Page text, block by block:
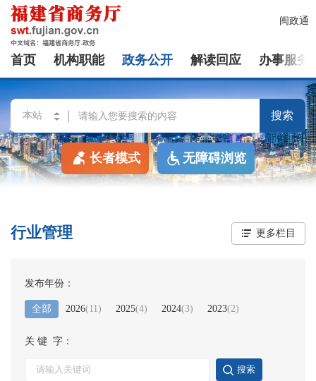
闽政通
首页 机构职能 政务公开 解读回应 办事服务
搜索
长者模式 无障碍浏览
行业管理 更多栏目
发布年份：
全部 2026(11) 2025(4) 2024(3) 2023(2)
关 键 字：
搜索